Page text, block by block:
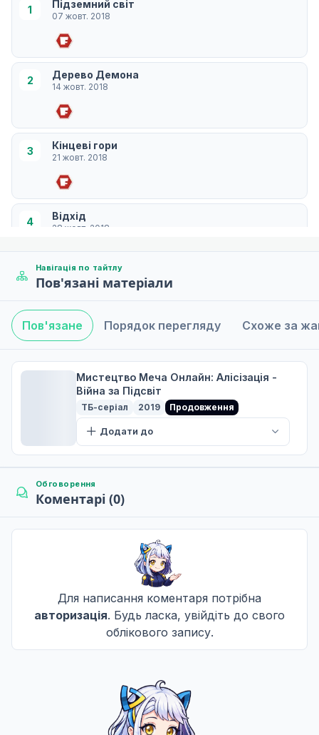
1 Підземний світ
07 жовт. 2018
2 Дерево Демона
14 жовт. 2018
3 Кінцеві гори
21 жовт. 2018
4 Відхід
28 жовт. 2018
Океанська черепаха
6
Академія меча
18 лист. 2018
Гордість мечника
25 лист. 2018
Обов'язки дворянина
Індекс табу
09 груд. 2018
Центральний собор
Навігація по тайтлу
Пов'язані матеріали
Пов'язане Порядок перегляду Схоже за
Мистецтво Меча Онлайн: Алісізація -
Війна за Підсвіт
ТБ-серіал 2019 Продовження
Додати до
Обговорення
Коментарі (0)
Для написання коментаря потрібна
авторизація. Будь ласка, увійдіть до свого
облікового запису.